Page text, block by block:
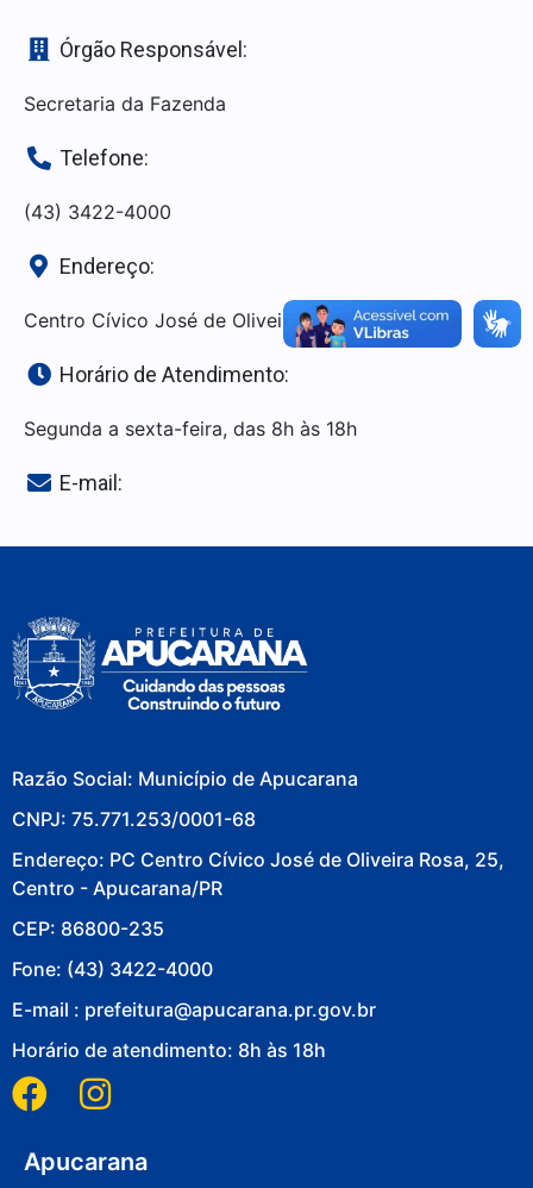
Órgão Responsável:
Secretaria da Fazenda
Telefone:
(43) 3422-4000
Endereço:
Centro Cívico José de Oliveira Rosa, 25
Horário de Atendimento:
Segunda a sexta-feira, das 8h às 18h
E-mail:
Razão Social: Município de Apucarana
CNPJ: 75.771.253/0001-68
Endereço: PC Centro Cívico José de Oliveira Rosa, 25,
Centro - Apucarana/PR
CEP: 86800-235
Fone: (43) 3422-4000
E-mail : prefeitura@apucarana.pr.gov.br
Horário de atendimento: 8h às 18h
Apucarana